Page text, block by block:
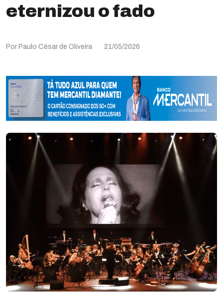
eternizou o fado
Por Paulo César de Oliveira 21/05/2026